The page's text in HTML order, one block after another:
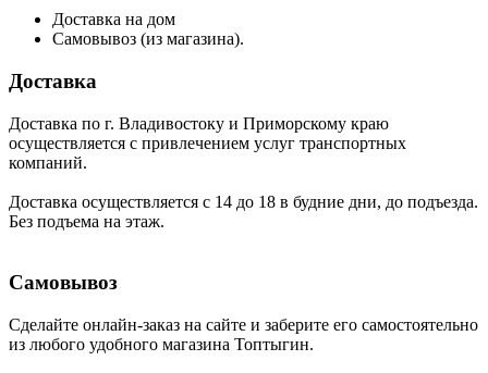
Доставка на дом
Самовывоз (из магазина).
Доставка
Доставка по г. Владивостоку и Приморскому краю
осуществляется с привлечением услуг транспортных
компаний.
Доставка осуществляется с 14 до 18 в будние дни, до подъезда.
Без подъема на этаж.
Самовывоз
Сделайте онлайн-заказ на сайте и заберите его самостоятельно
из любого удобного магазина Топтыгин.